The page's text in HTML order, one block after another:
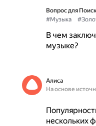
Вопрос для
#Музыка
В чем
музыке?
Алиса
На основе
нескольких